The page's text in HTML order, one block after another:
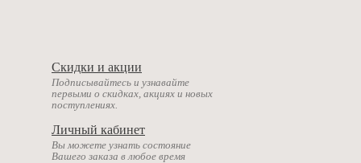
Скидки и акции
Подписывайтесь и узнавайте
первыми о скидках, акциях и новых
поступлениях.
Личный кабинет
Вы можете узнать состояние
Вашего заказа в любое время